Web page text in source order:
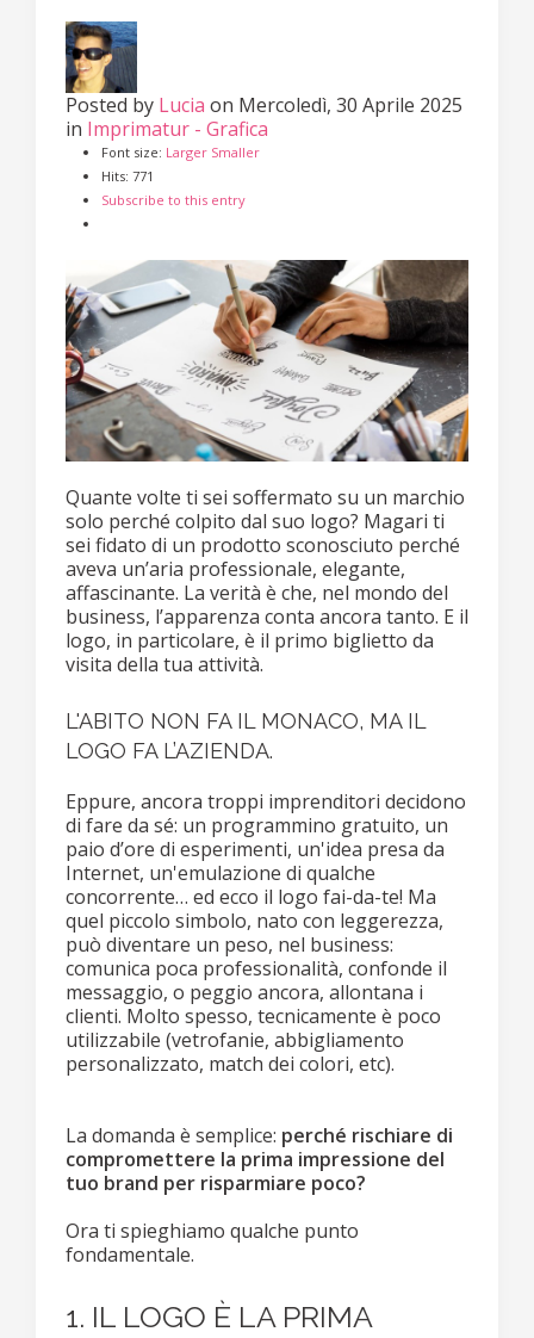
Posted by Lucia on Mercoledì, 30 Aprile 2025
in Imprimatur - Grafica
Font size: Larger Smaller
Hits: 771
Subscribe to this entry
Quante volte ti sei soffermato su un marchio
solo perché colpito dal suo logo? Magari ti
sei fidato di un prodotto sconosciuto perché
aveva un’aria professionale, elegante,
affascinante. La verità è che, nel mondo del
business, l’apparenza conta ancora tanto. E il
logo, in particolare, è il primo biglietto da
visita della tua attività.
L'ABITO NON FA IL MONACO, MA IL
LOGO FA L’AZIENDA.
Eppure, ancora troppi imprenditori decidono
di fare da sé: un programmino gratuito, un
paio d’ore di esperimenti, un'idea presa da
Internet, un'emulazione di qualche
concorrente… ed ecco il logo fai-da-te! Ma
quel piccolo simbolo, nato con leggerezza,
può diventare un peso, nel business:
comunica poca professionalità, confonde il
messaggio, o peggio ancora, allontana i
clienti. Molto spesso, tecnicamente è poco
utilizzabile (vetrofanie, abbigliamento
personalizzato, match dei colori, etc).
La domanda è semplice: perché rischiare di
compromettere la prima impressione del
tuo brand per risparmiare poco?
Ora ti spieghiamo qualche punto
fondamentale.
1. IL LOGO È LA PRIMA